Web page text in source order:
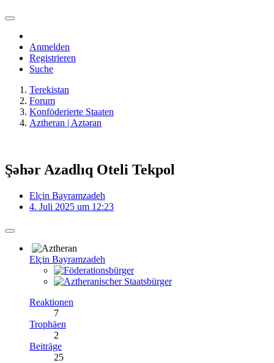
Anmelden
Registrieren
Suche
Terekistan
Forum
Konföderierte Staaten
Aztheran | Aztǝran
Şəhər Azadlıq Oteli Tekpol
Elçin Bayramzadeh
4. Juli 2025 um 12:23
Elçin Bayramzadeh
Reaktionen
7
Trophäen
2
Beiträge
25